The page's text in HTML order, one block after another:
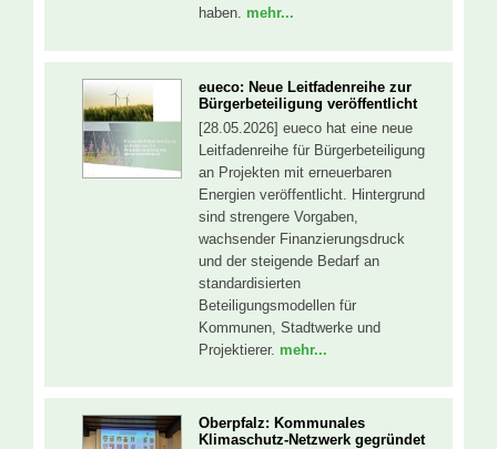
haben. mehr...
eueco: Neue Leitfadenreihe zur
Bürgerbeteiligung veröffentlicht
[28.05.2026] eueco hat eine neue
Leitfadenreihe für Bürgerbeteiligung
an Projekten mit erneuerbaren
Energien veröffentlicht. Hintergrund
sind strengere Vorgaben,
wachsender Finanzierungsdruck
und der steigende Bedarf an
standardisierten
Beteiligungsmodellen für
Kommunen, Stadtwerke und
Projektierer. mehr...
Oberpfalz: Kommunales
Klimaschutz-Netzwerk gegründet